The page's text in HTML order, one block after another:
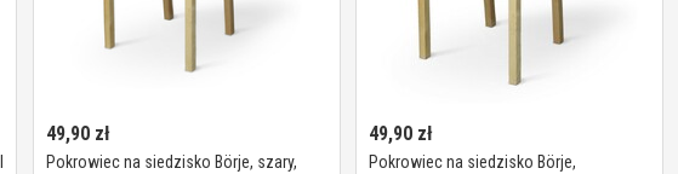
49,90zł
Pokrowiec na siedzisko Börje, szary,
49,90 zł
Pokrowiec na siedzisko Börje,